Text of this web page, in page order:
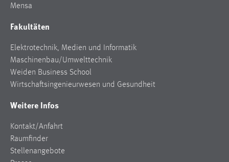
Mensa
Fakultäten
Elektrotechnik, Medien und Informatik
Maschinenbau/Umwelttechnik
Weiden Business School
Wirtschaftsingenieurwesen und Gesundheit
Weitere Infos
Kontakt/Anfahrt
Raumfinder
Stellenangebote